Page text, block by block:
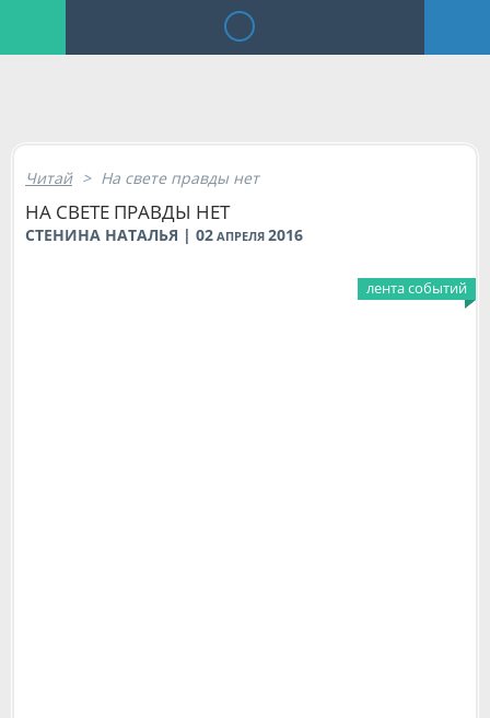
Читай > На свете правды нет
НА СВЕТЕ ПРАВДЫ НЕТ
СТЕНИНА НАТАЛЬЯ | 02 АПРЕЛЯ 2016
лента событий